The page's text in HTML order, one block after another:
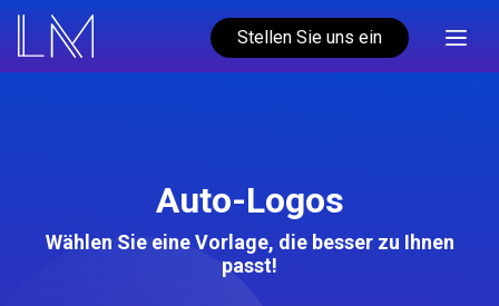
Stellen Sie uns ein
Auto-Logos
Wählen Sie eine Vorlage, die besser zu Ihnen
passt!